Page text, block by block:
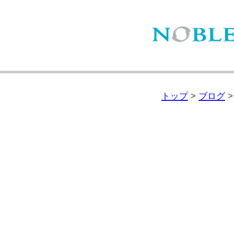
トップ> ブログ >